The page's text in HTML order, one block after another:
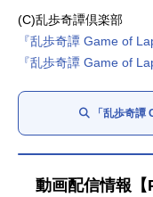
(C)乱歩奇譚倶楽部
『乱歩奇譚 Game of
『乱歩奇譚 Game of
「乱歩奇
動画配信情報【